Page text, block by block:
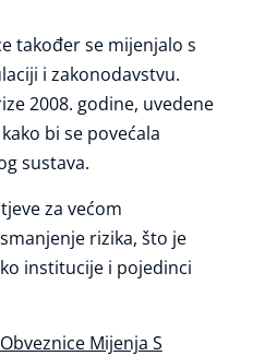
također se mijenjalo s
i zakonodavstvu.
2008. godine, uvedene
bi se povećala
sustava.
za većom
rizika, što je
institucije i pojedinci
Mijenja S